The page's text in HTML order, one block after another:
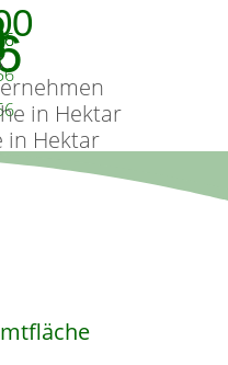
in Hektar
in Hektar